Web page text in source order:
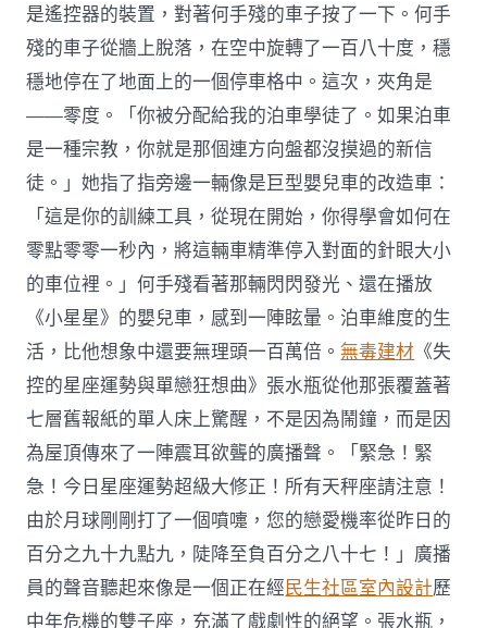
是遙控器的裝置，對著何手殘的車子按了一下。何手
殘的車子從牆上脫落，在空中旋轉了一百八十度，穩
穩地停在了地面上的一個停車格中。這次，夾角是
——零度。「你被分配給我的泊車學徒了。如果泊車
是一種宗教，你就是那個連方向盤都沒摸過的新信
徒。」她指了指旁邊一輛像是巨型嬰兒車的改造車：
「這是你的訓練工具，從現在開始，你得學會如何在
零點零零一秒內，將這輛車精準停入對面的針眼大小
的車位裡。」何手殘看著那輛閃閃發光、還在播放
《小星星》的嬰兒車，感到一陣眩暈。泊車維度的生
活，比他想象中還要無理頭一百萬倍。無毒建材 《失
控的星座運勢與單戀狂想曲》張水瓶從他那張覆蓋著
七層舊報紙的單人床上驚醒，不是因為鬧鐘，而是因
為屋頂傳來了一陣震耳欲聾的廣播聲。「緊急！緊
急！今日星座運勢超級大修正！所有天秤座請注意！
由於月球剛剛打了一個噴嚏，您的戀愛機率從昨日的
百分之九十九點九，陡降至負百分之八十七！」廣播
員的聲音聽起來像是一個正在經民生社區室內設計歷
中年危機的雙子座，充滿了戲劇性的絕望。張水瓶，